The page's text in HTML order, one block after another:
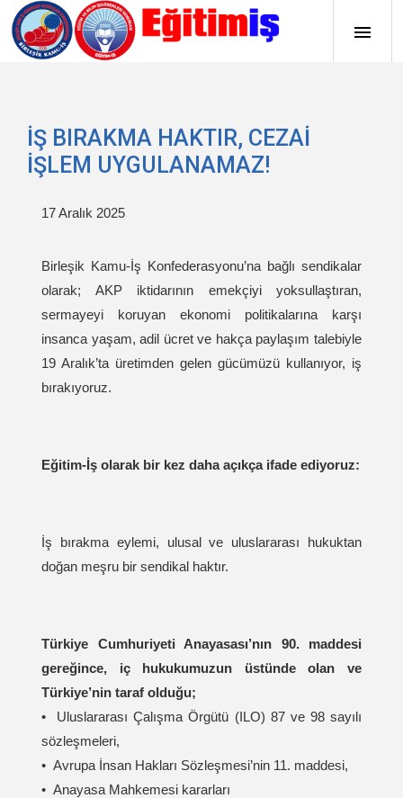
İŞ BIRAKMA HAKTIR, CEZAİ
İŞLEM UYGULANAMAZ!
17 Aralık 2025
Birleşik Kamu-İş Konfederasyonu’na bağlı sendikalar
olarak; AKP iktidarının emekçiyi yoksullaştıran,
sermayeyi koruyan ekonomi politikalarına karşı
insanca yaşam, adil ücret ve hakça paylaşım talebiyle
19 Aralık’ta üretimden gelen gücümüzü kullanıyor, iş
bırakıyoruz.
Eğitim-İş olarak bir kez daha açıkça ifade ediyoruz:
İş bırakma eylemi, ulusal ve uluslararası hukuktan
doğan meşru bir sendikal haktır.
Türkiye Cumhuriyeti Anayasası’nın 90. maddesi
gereğince, iç hukukumuzun üstünde olan ve
Türkiye’nin taraf olduğu;
•⁠ ⁠Uluslararası Çalışma Örgütü (ILO) 87 ve 98 sayılı
sözleşmeleri,
•⁠ ⁠Avrupa İnsan Hakları Sözleşmesi’nin 11. maddesi,
•⁠ ⁠Anayasa Mahkemesi kararları